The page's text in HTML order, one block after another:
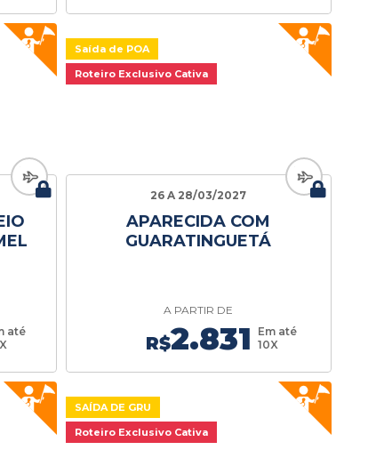
até
Saída de POA
Roteiro Exclusivo Cativa
26 A 28/03/2027
APARECIDA COM
GUARATINGUETÁ
A PARTIR DE
R$2.831
Em até
10X
SAÍDA DE GRU
Roteiro Exclusivo Cativa